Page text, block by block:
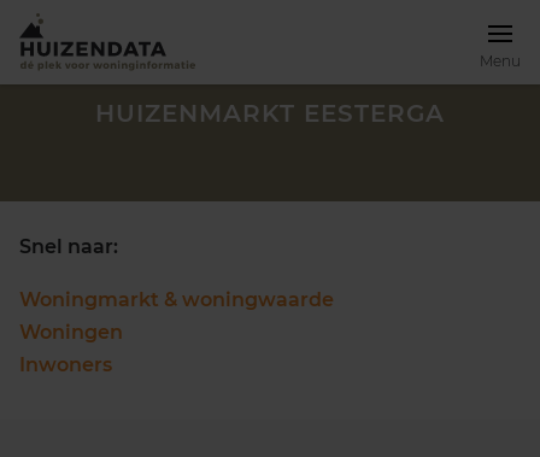
Menu
HUIZENMARKT EESTERGA
Snel naar:
Woningmarkt & woningwaarde
Woningen
Inwoners